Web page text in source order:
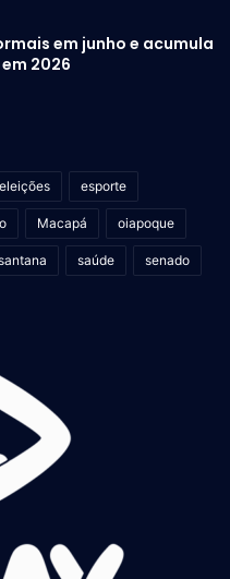
em junho e acumula
2026
eleições esporte
Macapá oiapoque
saúde senado